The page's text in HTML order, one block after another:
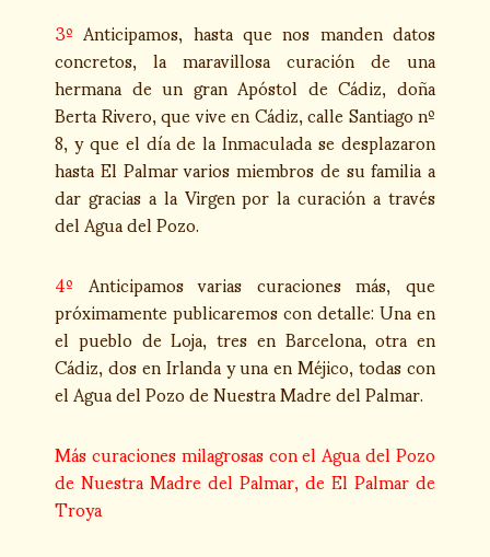
3º Anticipamos, hasta que nos manden datos
concretos, la maravillosa curación de una
hermana de un gran Apóstol de Cádiz, doña
Berta Rivero, que vive en Cádiz, calle Santiago nº
8, y que el día de la Inmaculada se desplazaron
hasta El Palmar varios miembros de su familia a
dar gracias a la Virgen por la curación a través
del Agua del Pozo.
4º Anticipamos varias curaciones más, que
próximamente publicaremos con detalle: Una en
el pueblo de Loja, tres en Barcelona, otra en
Cádiz, dos en Irlanda y una en Méjico, todas con
el Agua del Pozo de Nuestra Madre del Palmar.
Más curaciones milagrosas con el Agua del Pozo
de Nuestra Madre del Palmar, de El Palmar de
Troya